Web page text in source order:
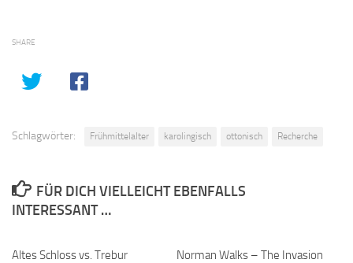
SHARE
Schlagwörter: Frühmittelalter karolingisch ottonisch Recherche
FÜR DICH VIELLEICHT EBENFALLS
INTERESSANT …
Altes Schloss vs. Trebur
Norman Walks – The Invasion